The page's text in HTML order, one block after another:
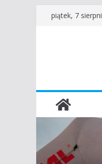
Przejdźpiątek, 7